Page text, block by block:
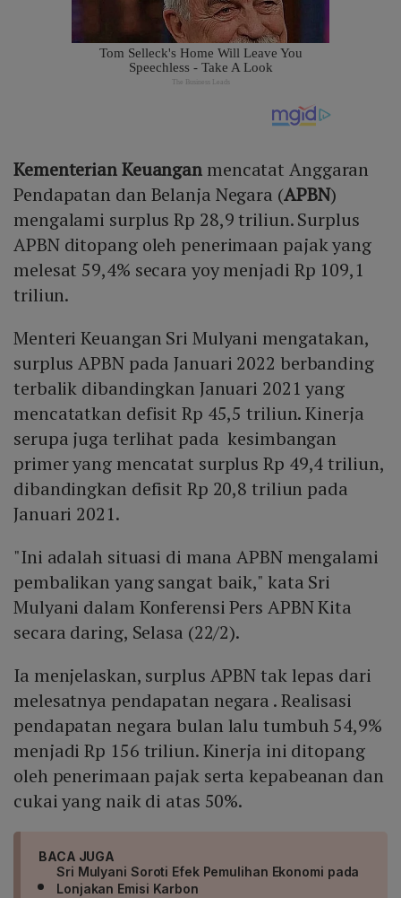
Kementerian Keuangan mencatat Anggaran
Pendapatan dan Belanja Negara (APBN)
mengalami surplus Rp 28,9 triliun. Surplus
APBN ditopang oleh penerimaan pajak yang
melesat 59,4% secara yoy menjadi Rp 109,1
triliun.
Menteri Keuangan Sri Mulyani mengatakan,
surplus APBN pada Januari 2022 berbanding
terbalik dibandingkan Januari 2021 yang
mencatatkan defisit Rp 45,5 triliun. Kinerja
serupa juga terlihat pada kesimbangan
primer yang mencatat surplus Rp 49,4 triliun,
dibandingkan defisit Rp 20,8 triliun pada
Januari 2021.
"Ini adalah situasi di mana APBN mengalami
pembalikan yang sangat baik," kata Sri
Mulyani dalam Konferensi Pers APBN Kita
secara daring, Selasa (22/2).
Ia menjelaskan, surplus APBN tak lepas dari
melesatnya pendapatan negara . Realisasi
pendapatan negara bulan lalu tumbuh 54,9%
menjadi Rp 156 triliun. Kinerja ini ditopang
oleh penerimaan pajak serta kepabeanan dan
cukai yang naik di atas 50%.
BACA JUGA
Sri Mulyani Soroti Efek Pemulihan Ekonomi pada
Lonjakan Emisi Karbon